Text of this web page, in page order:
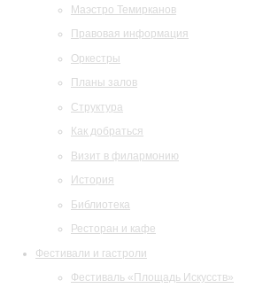
Маэстро Темирканов
Правовая информация
Оркестры
Планы залов
Структура
Как добраться
Визит в филармонию
История
Библиотека
Ресторан и кафе
Фестивали и гастроли
Фестиваль «Площадь Искусств»